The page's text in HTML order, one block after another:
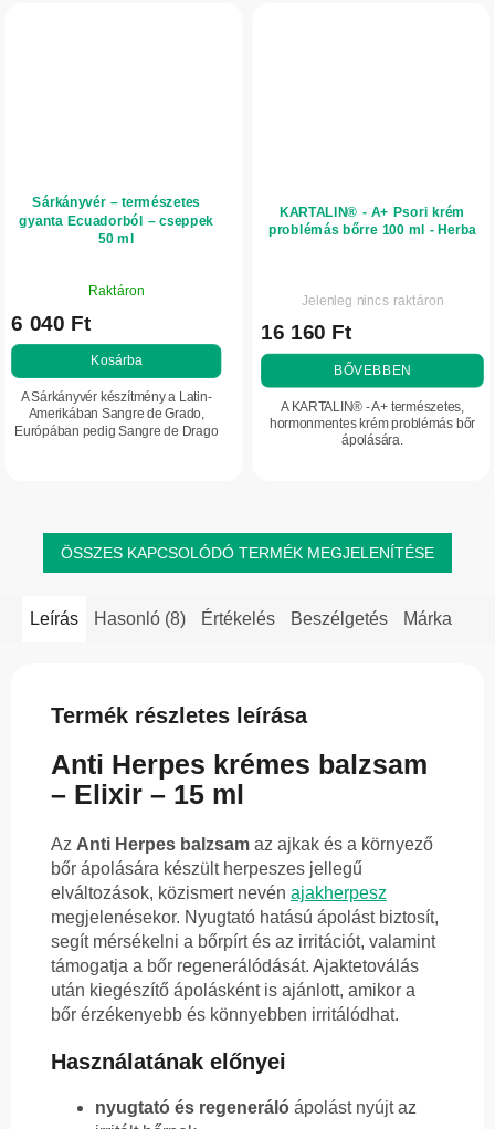
Sárkányvér – természetes
gyanta Ecuadorból – cseppek
50 ml
átlagos
értékelése
ből
5,0
csillag.
Raktáron
6 040 Ft
Kosárba
A Sárkányvér készítmény a Latin-
Amerikában Sangre de Grado,
Európában pedig Sangre de Drago
KARTALIN® - A+ Psori krém
problémás bőrre 100 ml - Herba
termék
átlagos
értékelése
5-
ből
5,0
Jelenleg nincs raktáron
16 160 Ft
BŐVEBBEN
A KARTALIN® - A+ természetes,
hormonmentes krém problémás bőr
ápolására.
ÖSSZES KAPCSOLÓDÓ TERMÉK MEGJELENÍTÉSE
Leírás Hasonló (8) Értékelés Beszélgetés Márka
Termék részletes leírása
Anti Herpes krémes balzsam
– Elixir – 15 ml
Az Anti Herpes balzsam az ajkak és a környező
bőr ápolására készült herpeszes jellegű
elváltozások, közismert nevén ajakherpesz
megjelenésekor. Nyugtató hatású ápolást biztosít,
segít mérsékelni a bőrpírt és az irritációt, valamint
támogatja a bőr regenerálódását. Ajaktetoválás
után kiegészítő ápolásként is ajánlott, amikor a
bőr érzékenyebb és könnyebben irritálódhat.
Használatának előnyei
nyugtató és regeneráló ápolást nyújt az